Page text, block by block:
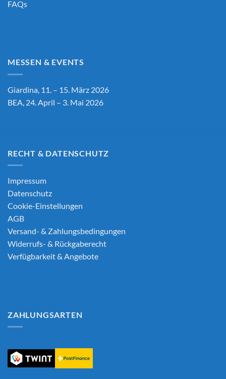
FAQs
MESSEN & EVENTS
Giardina, 11. – 15. März 2026
BEA, 24. April – 3. Mai 2026
RECHT & DATENSCHUTZ
Impressum
Datenschutz
Cookie-Einstellungen
AGB
Versand- & Zahlungsbedingungen
Widerrufs- & Rückgaberecht
Verfügbarkeit & Angebote
ZAHLUNGSARTEN